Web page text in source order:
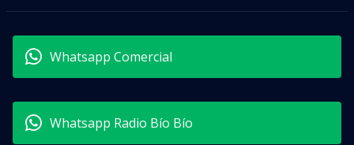
Whatsapp Comercial
Whatsapp Radio Bío Bío